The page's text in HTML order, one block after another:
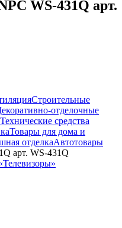
WS-431Q арт.
Строительные
отделочные
Технические средства
Товары для дома и
отделкаАвтотовары
арт. WS-431Q